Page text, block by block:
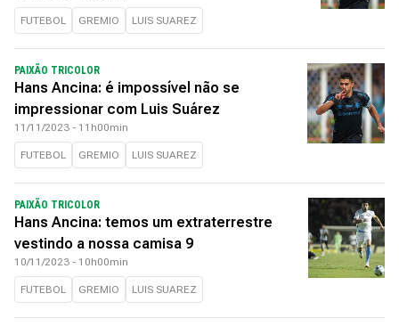
FUTEBOL GREMIO LUIS SUAREZ
PAIXÃO TRICOLOR
Hans Ancina: é impossível não se
impressionar com Luis Suárez
11/11/2023 - 11h00min
FUTEBOL GREMIO LUIS SUAREZ
PAIXÃO TRICOLOR
Hans Ancina: temos um extraterrestre
vestindo a nossa camisa 9
10/11/2023 - 10h00min
FUTEBOL GREMIO LUIS SUAREZ